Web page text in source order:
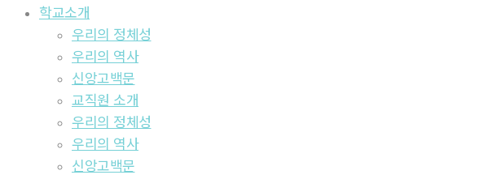
학교소개
우리의 정체성
우리의 역사
신앙고백문
교직원 소개
우리의 정체성
우리의 역사
신앙고백문